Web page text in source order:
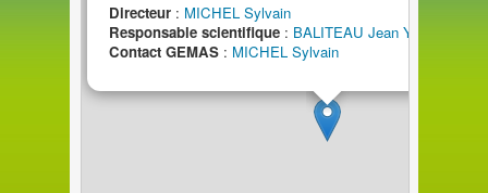
Directeur : MICHEL Sylvain
Responsable scientifique : BALITEAU Jean Yves
Contact GEMAS : MICHEL Sylvain